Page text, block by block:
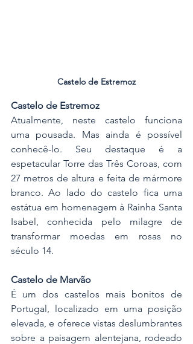
Castelo de Estremoz
Castelo de Estremoz
Atualmente, neste castelo funciona
uma pousada. Mas ainda é possível
conhecê-lo. Seu destaque é a
espetacular Torre das Três Coroas, com
27 metros de altura e feita de mármore
branco. Ao lado do castelo fica uma
estátua em homenagem à Rainha Santa
Isabel, conhecida pelo milagre de
transformar moedas em rosas no
século 14.
Castelo de Marvão
É um dos castelos mais bonitos de
Portugal, localizado em uma posição
elevada, e oferece vistas deslumbrantes
sobre a paisagem alentejana, rodeado